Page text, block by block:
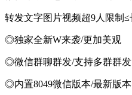
转发文字图片视频超9人限制
◎独家全新W来袭/更加美观
◎微信群聊群发/支持多群群发
◎内置8049微信版本/最新版本